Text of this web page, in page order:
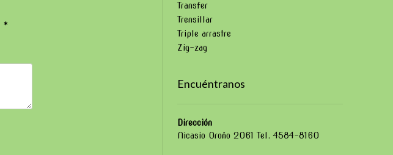
*
Transfer
Trensillar
Triple arrastre
Zig-zag
Encuéntranos
Dirección
Nicasio Oroño 2061 Tel. 4584-8160